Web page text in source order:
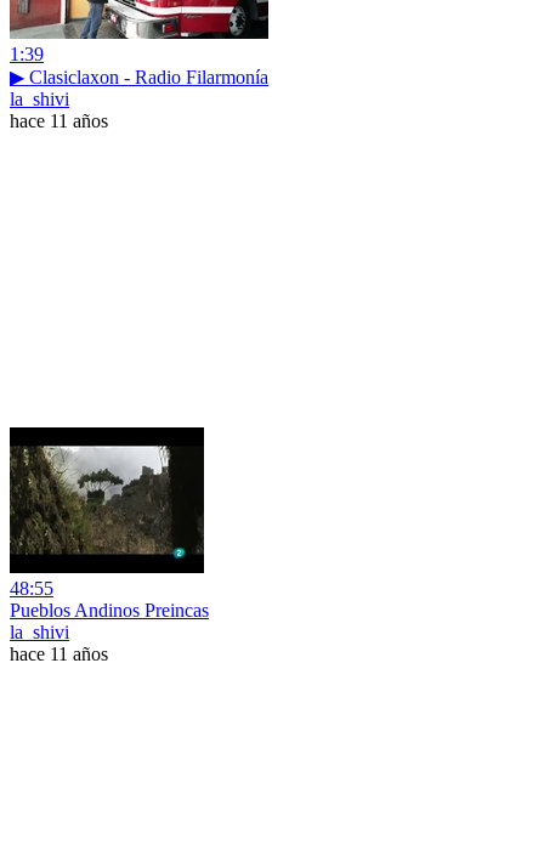
1:39
▶ Clasiclaxon - Radio Filarmonía
la_shivi
hace 11 años
48:55
Pueblos Andinos Preincas
la_shivi
hace 11 años